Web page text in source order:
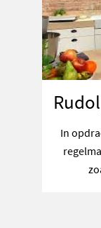
In